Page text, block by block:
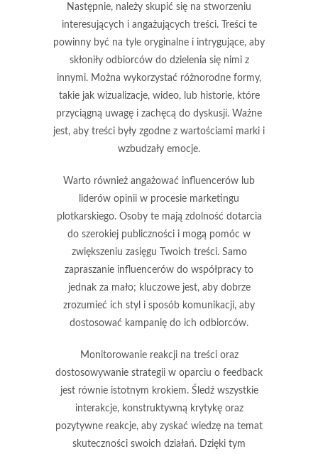
Następnie, należy skupić się na stworzeniu
interesujących i angażujących treści. Treści te
powinny być na tyle oryginalne i intrygujące, aby
skłoniły odbiorców do dzielenia się nimi z
innymi. Można wykorzystać różnorodne formy,
takie jak wizualizacje, wideo, lub historie, które
przyciągną uwagę i zachęcą do dyskusji. Ważne
jest, aby treści były zgodne z wartościami marki i
wzbudzały emocje.
Warto również angażować influencerów lub
liderów opinii w procesie marketingu
plotkarskiego. Osoby te mają zdolność dotarcia
do szerokiej publiczności i mogą pomóc w
zwiększeniu zasięgu Twoich treści. Samo
zapraszanie influencerów do współpracy to
jednak za mało; kluczowe jest, aby dobrze
zrozumieć ich styl i sposób komunikacji, aby
dostosować kampanię do ich odbiorców.
Monitorowanie reakcji na treści oraz
dostosowywanie strategii w oparciu o feedback
jest równie istotnym krokiem. Śledź wszystkie
interakcje, konstruktywną krytykę oraz
pozytywne reakcje, aby zyskać wiedzę na temat
skuteczności swoich działań. Dzięki tym